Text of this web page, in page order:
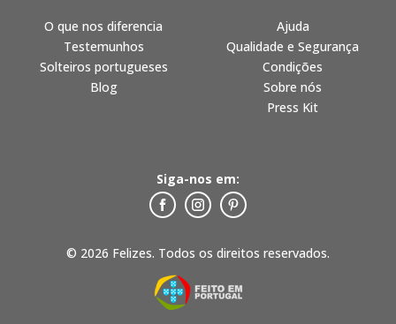
© 2026 Felizes. Todos os direitos reservados.
O que nos diferencia
Testemunhos
Solteiros portugueses
Blog
Ajuda
Qualidade e Segurança
Condições
Sobre nós
Press Kit
Siga-nos em: